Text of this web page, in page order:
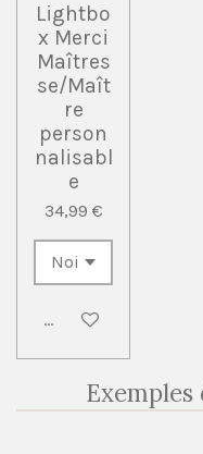
Lightbo
x Merci
Maîtres
se/Maît
re
person
nalisabl
e
34,99 €
Ajouter au panier
Exemples